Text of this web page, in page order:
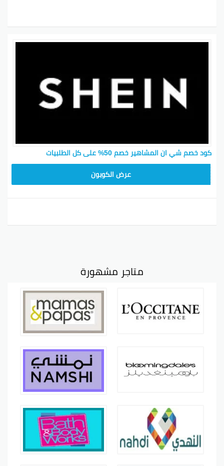
كود خصم شي ان المشاهير خصم 50% على كل الطلبيات
عرض الكوبون
متاجر مشهورة